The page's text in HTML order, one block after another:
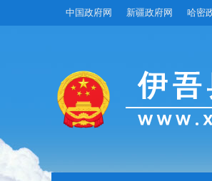
中国政府网 新疆政府网 哈密